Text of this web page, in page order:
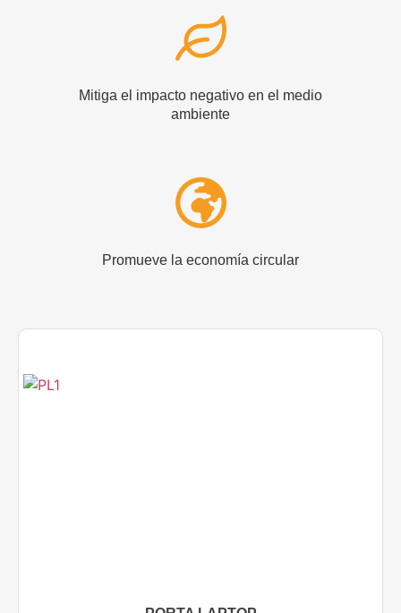
Mitiga el impacto negativo en el medio
ambiente
Promueve la economía circular